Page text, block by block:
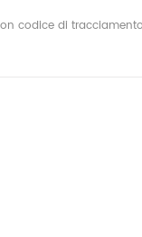
codice di tracciamento